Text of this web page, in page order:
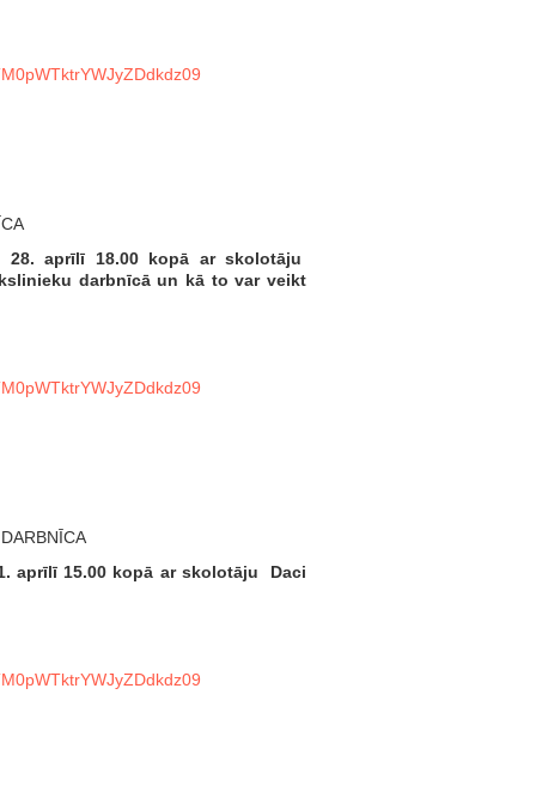
aprīlī 18.00 kopā ar skolotāju
darbnīcā un kā to var veikt
aprīlī 15.00 kopā ar skolotāju Daci